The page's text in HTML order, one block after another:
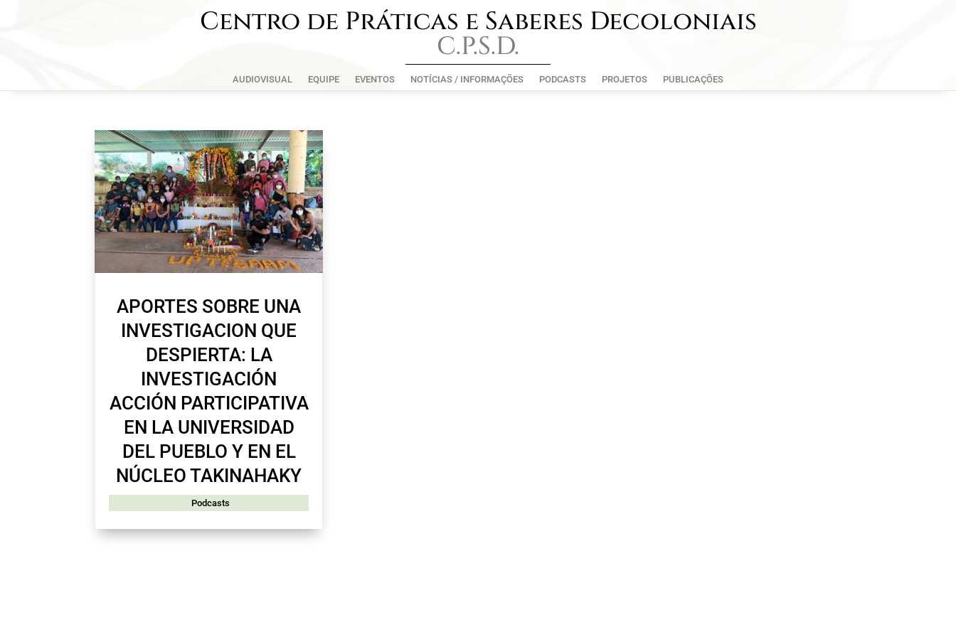
Centro de Práticas e Saberes Decoloniais
C.P.S.D.
AUDIOVISUAL EQUIPE EVENTOS NOTÍCIAS / INFORMAÇÕES PODCASTS PROJETOS PUBLICAÇÕES
APORTES SOBRE UNA
INVESTIGACION QUE
DESPIERTA: LA
INVESTIGACIÓN
ACCIÓN PARTICIPATIVA
EN LA UNIVERSIDAD
DEL PUEBLO Y EN EL
NÚCLEO TAKINAHAKY
Podcasts